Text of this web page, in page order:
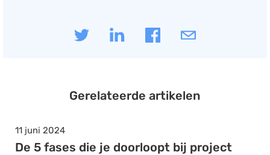
Gerelateerde artikelen
11 juni 2024
De 5 fases die je doorloopt bij project